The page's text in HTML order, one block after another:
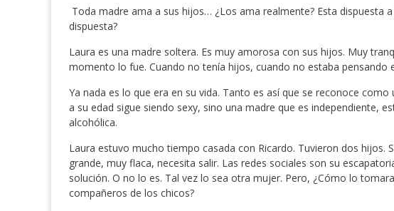
Toda madre ama a sus hijos… ¿Los ama realmente? Esta dispuesta
dispuesta?
Laura es una madre soltera. Es muy amorosa con sus hijos. Muy
momento lo fue. Cuando no tenía hijos, cuando no estaba pensando
Ya nada es lo que era en su vida. Tanto es así que se reconoce
a su edad sigue siendo sexy, sino una madre que es independiente,
alcohólica.
Laura estuvo mucho tiempo casada con Ricardo. Tuvieron dos hijos.
grande, muy flaca, necesita salir. Las redes sociales son su
solución. O no lo es. Tal vez lo sea otra mujer. Pero, ¿Cómo lo
compañeros de los chicos?